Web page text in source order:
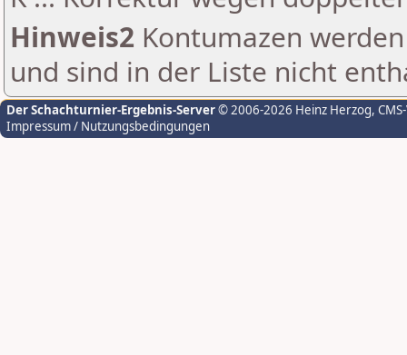
Hinweis2 Kontumazen
und sind in der Liste nicht
Der Schachturnier-Ergebnis-Server© 2006-2026 Heinz Herzog,
Impressum / Nutzungsbedingungen